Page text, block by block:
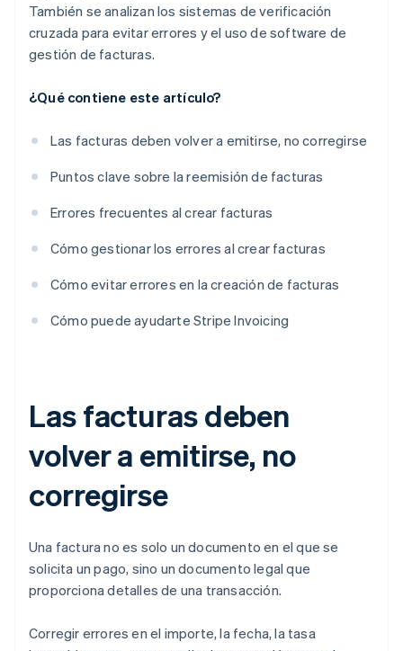
También se analizan los sistemas de verificación
cruzada para evitar errores y el uso de software de
gestión de facturas.
¿Qué contiene este artículo?
Las facturas deben volver a emitirse, no corregirse
Puntos clave sobre la reemisión de facturas
Errores frecuentes al crear facturas
Cómo gestionar los errores al crear facturas
Cómo evitar errores en la creación de facturas
Cómo puede ayudarte Stripe Invoicing
Las facturas deben
volver a emitirse, no
corregirse
Una factura no es solo un documento en el que se
solicita un pago, sino un documento legal que
proporciona detalles de una transacción.
Corregir errores en el importe, la fecha, la tasa